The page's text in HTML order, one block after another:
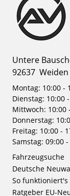
Untere
92637 Weiden
Montag: 10:00 -
Dienstag: 10:00
Mittwoch: 10:00
Donnerstag:
Freitag: 10:00 -
Samstag: 09:00
Fahrzeugsuche
Deutsche
So funktioniert's
Ratgeber EU-